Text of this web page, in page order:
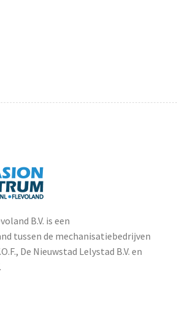
B.V. is een
tussen de mechanisatiebedrijven
De Nieuwstad Lelystad B.V. en